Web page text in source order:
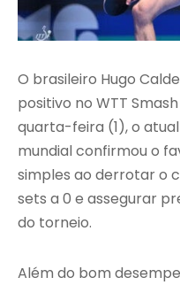
O brasileiro Hugo
positivo no WTT
quarta-feira (1), o
mundial confirmou o
simples ao derrotar o
sets a 0 e assegurar
do torneio.
Além do bom